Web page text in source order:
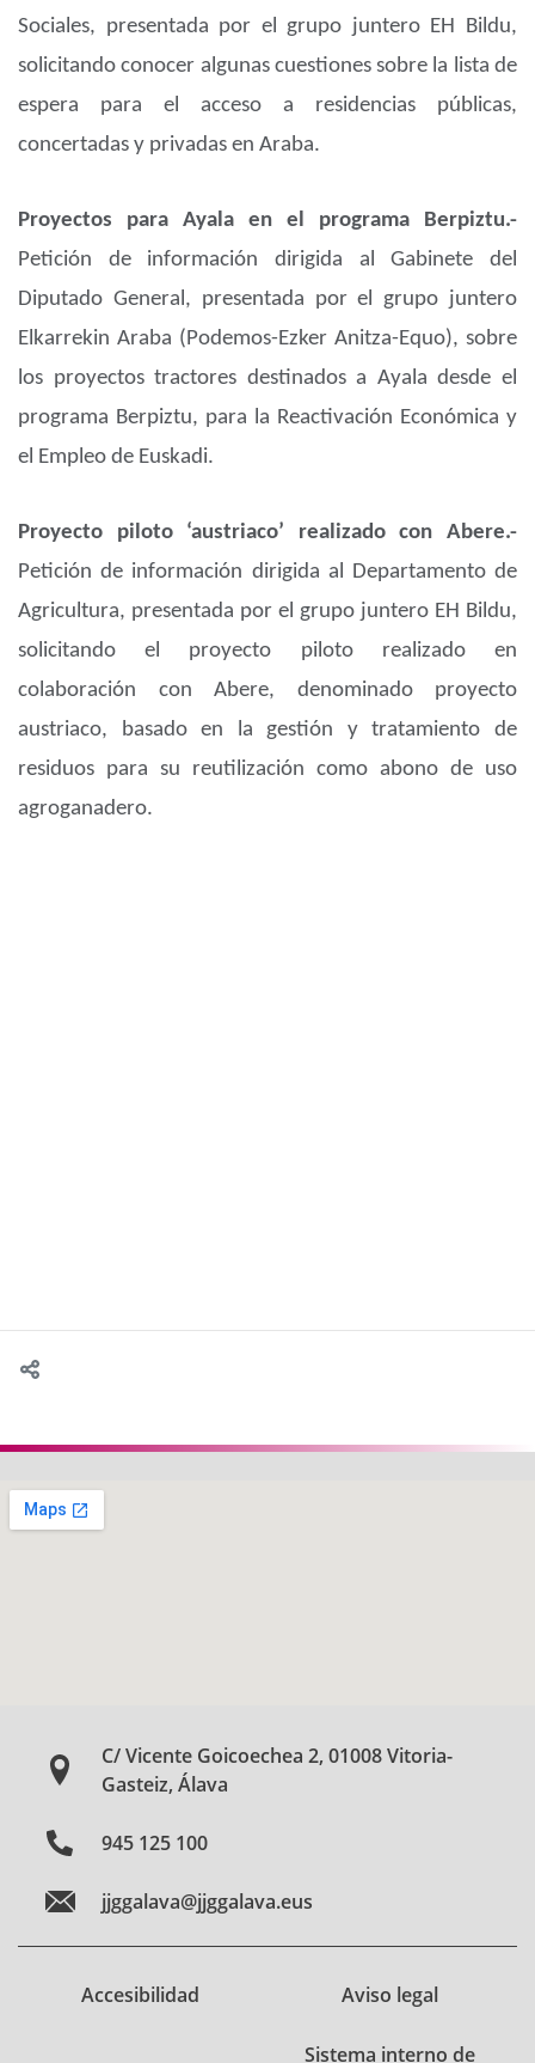
Sociales, presentada por el grupo juntero EH Bildu,
solicitando conocer algunas cuestiones sobre la lista de
espera para el acceso a residencias públicas,
concertadas y privadas en Araba.
Proyectos para Ayala en el programa Berpiztu.-
Petición de información dirigida al Gabinete del
Diputado General, presentada por el grupo juntero
Elkarrekin Araba (Podemos-Ezker Anitza-Equo), sobre
los proyectos tractores destinados a Ayala desde el
programa Berpiztu, para la Reactivación Económica y
el Empleo de Euskadi.
Proyecto piloto ‘austriaco’ realizado con Abere.-
Petición de información dirigida al Departamento de
Agricultura, presentada por el grupo juntero EH Bildu,
solicitando el proyecto piloto realizado en
colaboración con Abere, denominado proyecto
austriaco, basado en la gestión y tratamiento de
residuos para su reutilización como abono de uso
agroganadero.
C/ Vicente Goicoechea 2, 01008 Vitoria-
Gasteiz, Álava
945 125 100
jjggalava@jjggalava.eus
Accesibilidad Aviso legal
Sistema interno de